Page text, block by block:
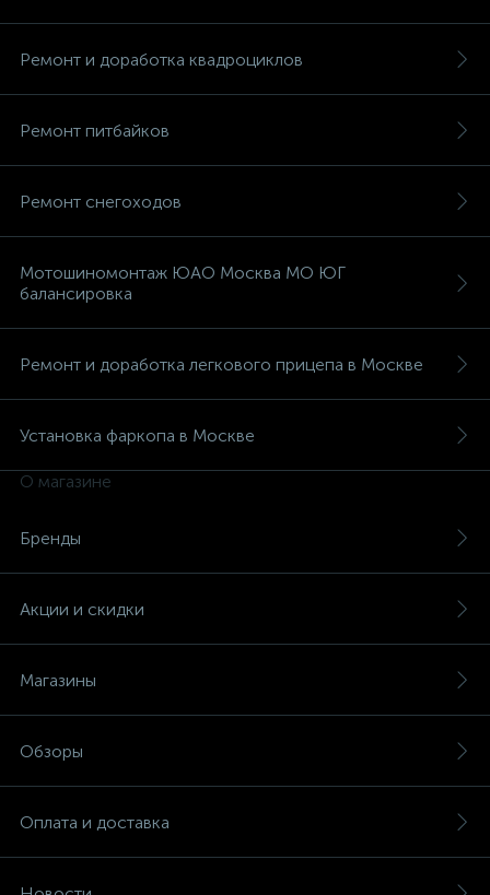
Ремонт и доработка квадроциклов
Ремонт питбайков
Ремонт снегоходов
Мотошиномонтаж ЮАО Москва МО ЮГ
балансировка
Ремонт и доработка легкового прицепа в Москве
Установка фаркопа в Москве
О магазине
Бренды
Акции и скидки
Магазины
Обзоры
Оплата и доставка